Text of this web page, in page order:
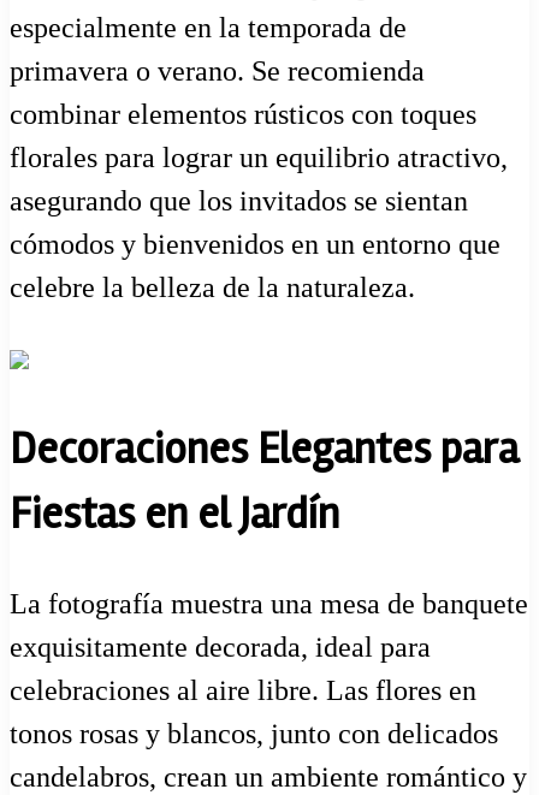
especialmente en la temporada de
primavera o verano. Se recomienda
combinar elementos rústicos con toques
florales para lograr un equilibrio atractivo,
asegurando que los invitados se sientan
cómodos y bienvenidos en un entorno que
celebre la belleza de la naturaleza.
Decoraciones Elegantes para
Fiestas en el Jardín
La fotografía muestra una mesa de banquete
exquisitamente decorada, ideal para
celebraciones al aire libre. Las flores en
tonos rosas y blancos, junto con delicados
candelabros, crean un ambiente romántico y